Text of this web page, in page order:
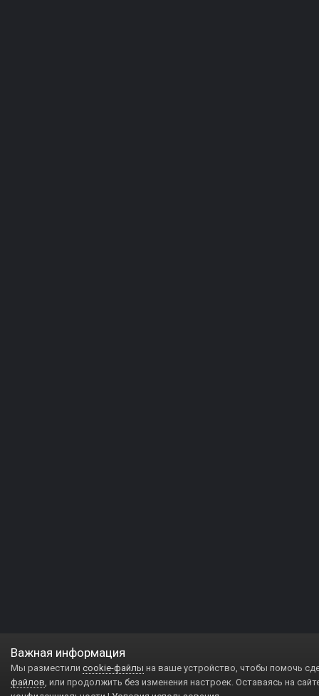
Важная информация
Мы разместили cookie-файлы на ваше устройство, чтобы помочь
файлов, или продолжить без изменения настроек. Оставаясь на